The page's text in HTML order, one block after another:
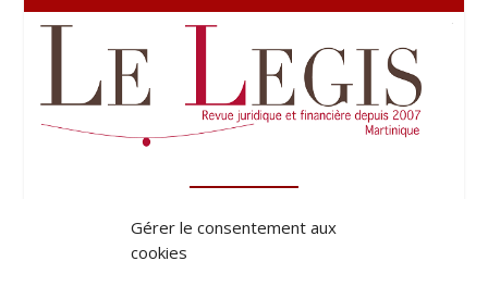
Gérer le consentement aux
cookies